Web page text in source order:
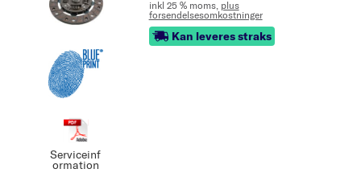
Serviceinf
ormation
inkl 25 % moms, plus
forsendelsesomkostninger
Kan leveres straks